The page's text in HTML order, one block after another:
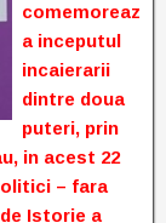
comemoreaz
a inceputul
incaierarii
dintre doua
puteri, prin
in acest 22
– fara
Istorie a